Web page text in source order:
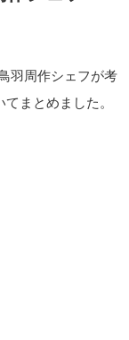
羽周作シェフが考
まとめました。